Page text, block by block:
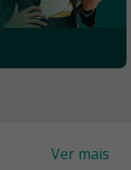
Ver mais